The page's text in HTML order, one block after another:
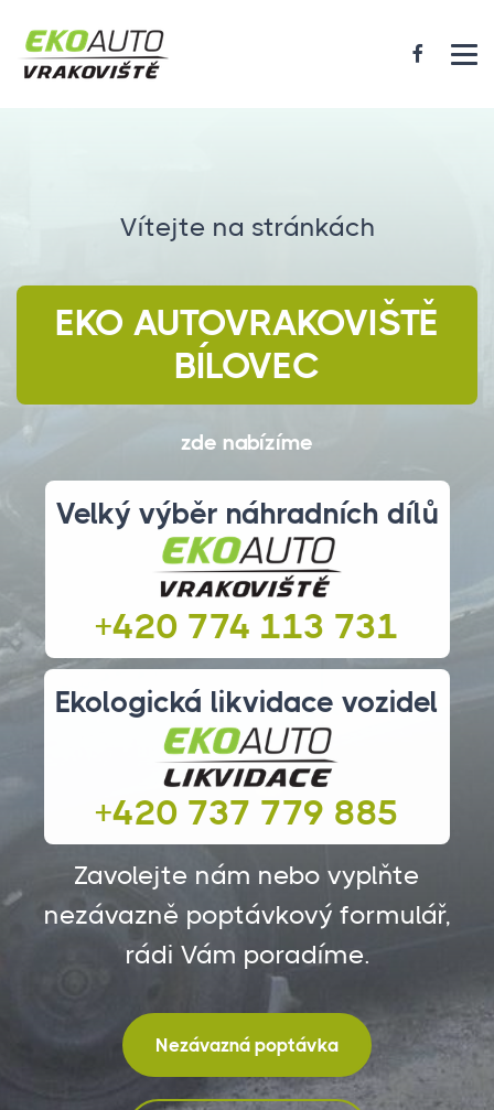
Vítejte na stránkách
EKO AUTOVRAKOVIŠTĚ
BÍLOVEC
zde nabízíme
Velký výběr náhradních dílů
+420 774 113 731
Ekologická likvidace vozidel
+420 737 779 885
Zavolejte nám nebo vyplňte
nezávazně poptávkový formulář,
rádi Vám poradíme.
Nezávazná poptávka